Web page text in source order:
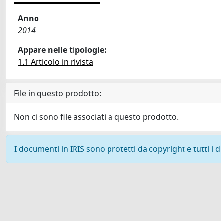
Anno
2014
Appare nelle tipologie:
1.1 Articolo in rivista
File in questo prodotto:
Non ci sono file associati a questo prodotto.
I documenti in IRIS sono protetti da copyright e tutti i